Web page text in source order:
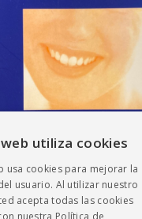
utiliza cookies
usa cookies para mejorar la
usuario. Al utilizar nuestro
acepta todas las cookies
nuestra Política de